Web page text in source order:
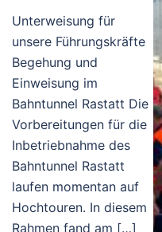
Unterweisung für
unsere Führungskräfte
Begehung und
Einweisung im
Bahntunnel Rastatt Die
Vorbereitungen für die
Inbetriebnahme des
Bahntunnel Rastatt
laufen momentan auf
Hochtouren. In diesem
Rahmen fand am […]